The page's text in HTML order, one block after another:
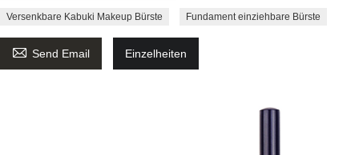
Versenkbare Kabuki Makeup Bürste Fundament einziehbare Bürste
 Send Email Einzelheiten